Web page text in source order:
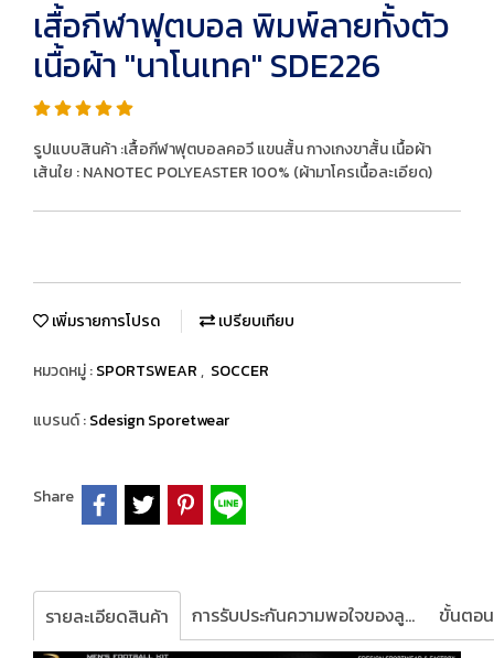
เสื้อกีฬาฟุตบอล พิมพ์ลายทั้งตัว
เนื้อผ้า "นาโนเทค" SDE226
รูปแบบสินค้า :เสื้อกีฬาฟุตบอลคอวี แขนสั้น กางเกงขาสั้น เนื้อผ้า
เส้นใย : NANOTEC POLYEASTER 100% (ผ้ามาโครเนื้อละเอียด)
เพิ่มรายการโปรด เปรียบเทียบ
หมวดหมู่ :SPORTSWEAR, SOCCER
แบรนด์ :Sdesign Sporetwear
Share
รายละเอียดสินค้า การรับประกันความพอใจของลูกค้า